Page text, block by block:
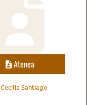
Atenea
Cecilia Santiago